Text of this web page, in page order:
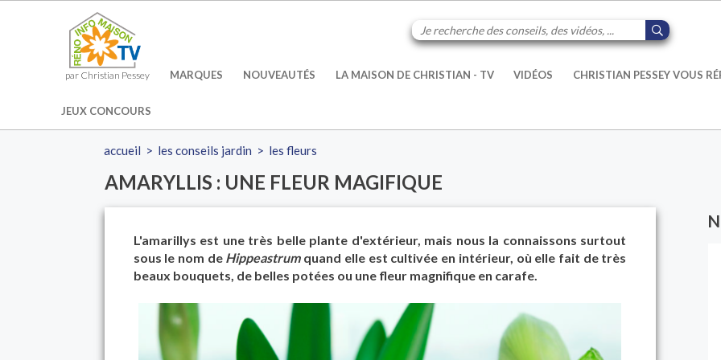
par Christian Pessey MARQUES NOUVEAUTÉS LA MAISON DE CHRISTIAN - TV VIDÉOS CHRISTIAN PESSEY VOUS
JEUX CONCOURS
accueil > les conseils jardin > les fleurs
AMARYLLIS : UNE FLEUR MAGIFIQUE
L'amarillys est une très belle plante d'extérieur, mais nous la connaissons surtout
sous le nom de Hippeastrumquand elle est cultivée en intérieur, où elle fait de très
beaux bouquets, de belles potées ou une fleur magnifique en carafe.